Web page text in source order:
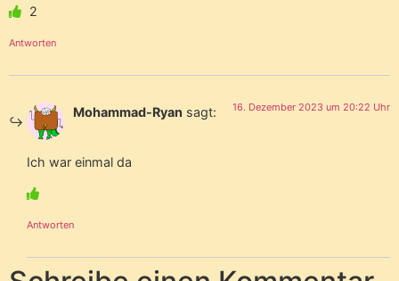
2
Antworten
Mohammad-Ryan sagt: 16. Dezember 2023 um 20:22 Uhr
Ich war einmal da
Antworten